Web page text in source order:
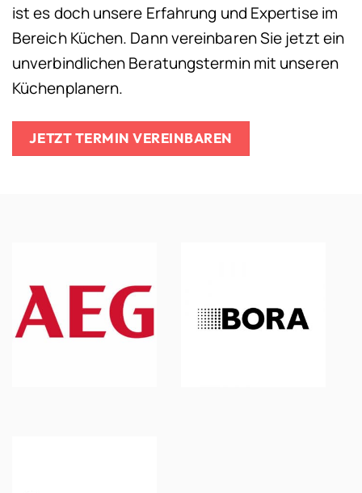
ist es doch unsere Erfahrung und Expertise im
Bereich Küchen. Dann vereinbaren Sie jetzt ein
unverbindlichen Beratungstermin mit unseren
Küchenplanern.
JETZT TERMIN VEREINBAREN